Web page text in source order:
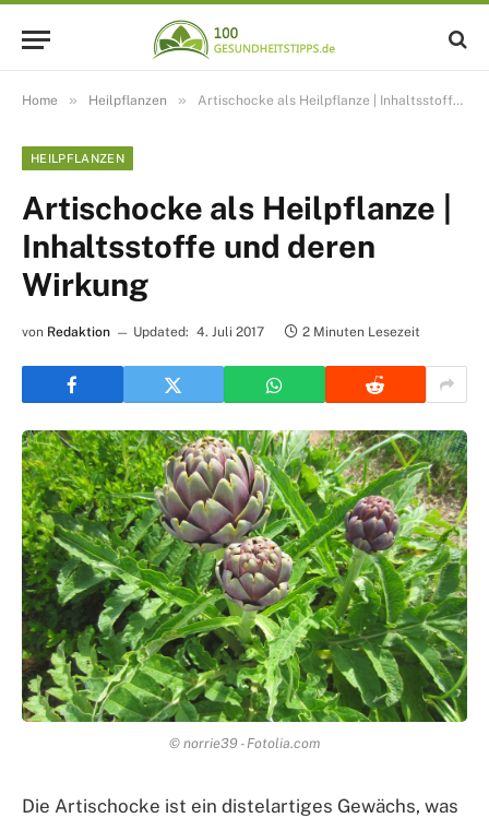
Home » Heilpflanzen » Artischocke als Heilpflanze | Inhaltsstoffe und deren Wirkung
HEILPFLANZEN
Artischocke als Heilpflanze |
Inhaltsstoffe und deren
Wirkung
von Redaktion Updated: 4. Juli 2017 2 Minuten Lesezeit
© norrie39 - Fotolia.com
Die Artischocke ist ein distelartiges Gewächs, was